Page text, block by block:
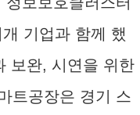
기업과 함께 했
보완, 시연을 위한
트공장은 경기 스